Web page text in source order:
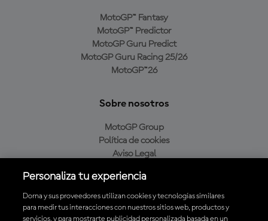
MotoGP™ Fantasy
MotoGP™ Predictor
MotoGP Guru Predict
MotoGP Guru Racing 25/26
MotoGP™26
Sobre nosotros
MotoGP Group
Política de cookies
Aviso Legal
Política de compra
Personaliza tu experiencia
Dorna y sus proveedores utilizan cookies y tecnologías similares
para medir tus interacciones con nuestros sitios web, productos y
servicios, y para mostrarte publicidad personalizada basada en un